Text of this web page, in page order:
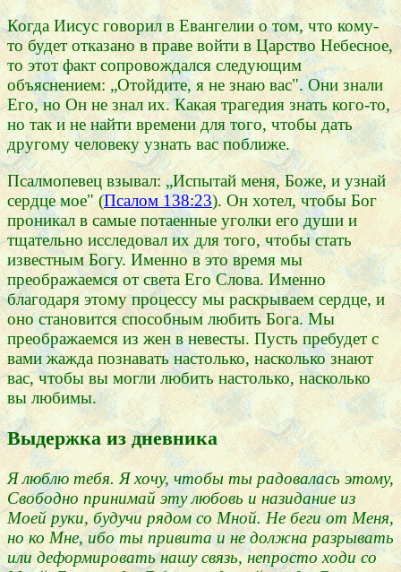
Когда Иисус говорил в Евангелии о том, что кому-
то будет отказано в праве войти в Царство Небесное,
то этот факт сопровождался следующим
объяснением: „Отойдите, я не знаю вас". Они знали
Его, но Он не знал их. Какая трагедия знать кого-то,
но так и не найти времени для того, чтобы дать
другому человеку узнать вас поближе.
Псалмопевец взывал: „Испытай меня, Боже, и узнай
сердце мое" (Псалом 138:23). Он хотел, чтобы Бог
проникал в самые потаенные уголки его души и
тщательно исследовал их для того, чтобы стать
известным Богу. Именно в это время мы
преображаемся от света Его Слова. Именно
благодаря этому процессу мы раскрываем сердце, и
оно становится способным любить Бога. Мы
преображаемся из жен в невесты. Пусть пребудет с
вами жажда познавать настолько, насколько знают
вас, чтобы вы могли любить настолько, насколько
вы любимы.
Выдержка из дневника
Я люблю тебя. Я хочу, чтобы ты радовалась этому,
Свободно принимай эту любовь и назидание из
Моей руки, будучи рядом со Мной. Не беги от Меня,
но ко Мне, ибо ты привита и не должна разрывать
или деформировать нашу связь, непросто ходи со